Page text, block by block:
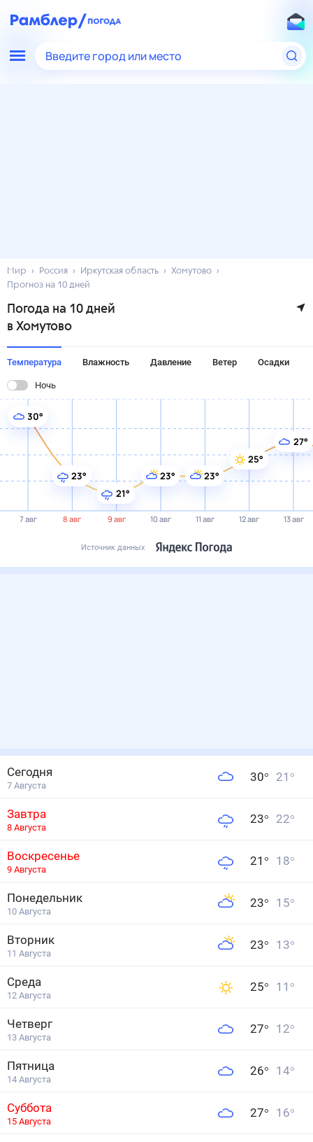
Введите город или место
Мир Россия Иркутская область
Хомутово
Прогноз на 10 дней
Погода на 10 дней
в Хомутово
Температура Влажность Давление Ветер Осадки
Ночь
7 авг 8 авг 9 авг 10 авг 11 авг 12 авг 13 авг
30°
23°
21°
23° 23°
25°
27°
Источник данных
Сегодня
7 Августа
30° 21 °
Завтра
8 Августа
23° 22°
Воскресенье
9 Августа
21 ° 18°
Понедельник
10 Августа
23° 15°
Вторник
11 Августа
23° 13°
Среда
12 Августа
25° 11 °
Четверг
13 Августа
27° 12°
Пятница
14 Августа
26° 14°
Суббота
15 Августа
27° 16°